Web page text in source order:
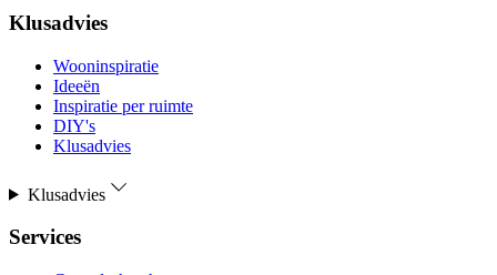
Klusadvies
Wooninspiratie
Ideeën
Inspiratie per ruimte
DIY's
Klusadvies
Klusadvies
Services